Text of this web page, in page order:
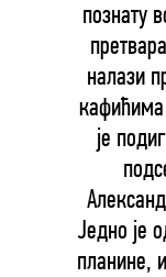
познату
налази
кафићима
је
Једно је
планине,